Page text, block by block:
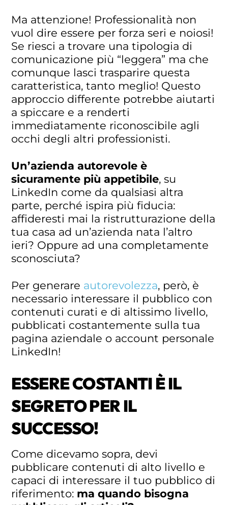
Ma attenzione! Professionalità non
vuol dire essere per forza seri e noiosi!
Se riesci a trovare una tipologia di
comunicazione più “leggera” ma che
comunque lasci trasparire questa
caratteristica, tanto meglio! Questo
approccio differente potrebbe aiutarti
a spiccare e a renderti
immediatamente riconoscibile agli
occhi degli altri professionisti.
Un’azienda autorevole è
sicuramente più appetibile, su
LinkedIn come da qualsiasi altra
parte, perché ispira più fiducia:
affideresti mai la ristrutturazione della
tua casa ad un’azienda nata l’altro
ieri? Oppure ad una completamente
sconosciuta?
Per generare autorevolezza, però, è
necessario interessare il pubblico con
contenuti curati e di altissimo livello,
pubblicati costantemente sulla tua
pagina aziendale o account personale
LinkedIn!
ESSERE COSTANTI È IL
SEGRETO PER IL
SUCCESSO!
Come dicevamo sopra, devi
pubblicare contenuti di alto livello e
capaci di interessare il tuo pubblico di
riferimento: ma quando bisogna